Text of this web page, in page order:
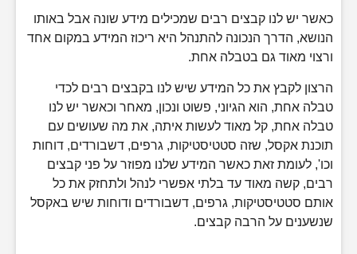
כאשר יש לנו קבצים רבים שמכילים מידע שונה אבל באותו
הנושא, הדרך הנכונה להתנהל היא ריכוז המידע במקום אחד
ורצוי מאוד גם בטבלה אחת.
הרצון לקבץ את כל המידע שיש לנו בקבצים רבים לכדי
טבלה אחת, הוא הגיוני, פשוט ונכון, מאחר וכאשר יש לנו
טבלה אחת, קל מאוד לעשות איתה, את מה שעושים עם
תוכנת אקסל, שזה סטטיסטיקות, גרפים, דשבורדים, דוחות
וכו', לעומת זאת כאשר המידע שלנו מפוזר על פני קבצים
רבים, קשה מאוד עד בלתי אפשרי לנהל ולתחזק את כל
אותם סטטיסטיקות, גרפים, דשבורדים ודוחות שיש באקסל
שנשענים על הרבה קבצים.